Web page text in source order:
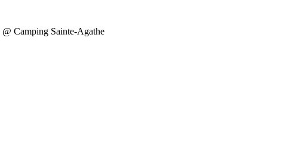
@ Camping Sainte-Agathe